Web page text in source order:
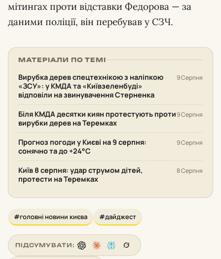
мітингах проти відставки Федорова — за
даними поліції, він перебував у СЗЧ.
МАТЕРІАЛИ ПО ТЕМІ
Вирубка дерев спецтехнікою з наліпкою
«ЗСУ»: у КМДА та «Київзеленбуді»
відповіли на звинувачення Стерненка
9 Серпня
Біля КМДА десятки киян протестують проти
вирубки дерев на Теремках
9 Серпня
Прогноз погоди у Києві на 9 серпня:
сонячно та до +24°С
9 Серпня
Київ 8 серпня: удар струмом дітей,
протести на Теремках
8 Серпня
#головні новини києва #дайджест
ПІДСУМУВАТИ: